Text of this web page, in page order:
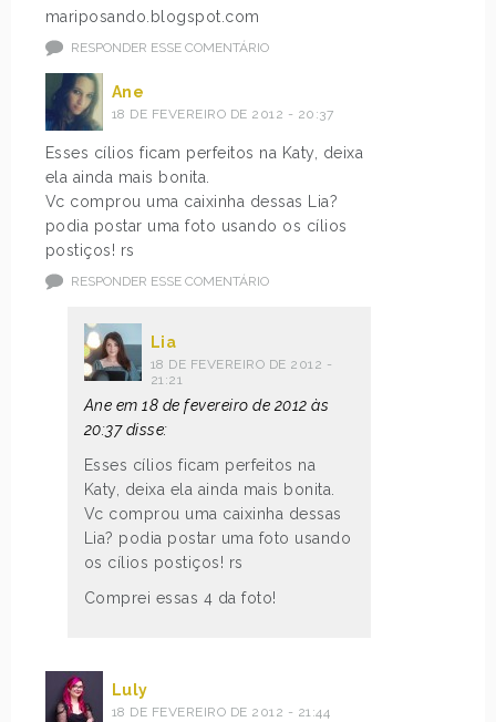
mariposando.blogspot.com
RESPONDER ESSE COMENTÁRIO
Ane
18 DE FEVEREIRO DE 2012 - 20:37
Esses cílios ficam perfeitos na Katy, deixa
ela ainda mais bonita.
Vc comprou uma caixinha dessas Lia?
podia postar uma foto usando os cílios
postiços! rs
RESPONDER ESSE COMENTÁRIO
Lia
18 DE FEVEREIRO DE 2012 -
21:21
Ane em 18 de fevereiro de 2012 às
20:37 disse:
Esses cílios ficam perfeitos na
Katy, deixa ela ainda mais bonita.
Vc comprou uma caixinha dessas
Lia? podia postar uma foto usando
os cílios postiços! rs
Comprei essas 4 da foto!
Luly
18 DE FEVEREIRO DE 2012 - 21:44